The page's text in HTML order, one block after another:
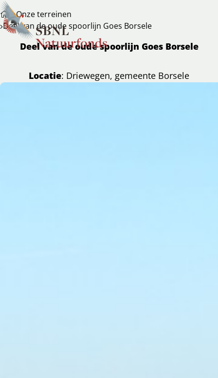
Onze terreinen
Deel van de oude spoorlijn Goes Borsele
Deel van de oude spoorlijn Goes Borsele
Locatie: Driewegen, gemeente Borsele